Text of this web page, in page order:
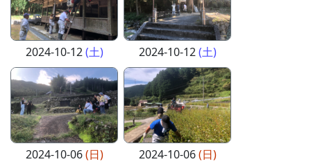
2024-10-12(土) 2024-10-12(土)
2024-10-06(日) 2024-10-06(日)